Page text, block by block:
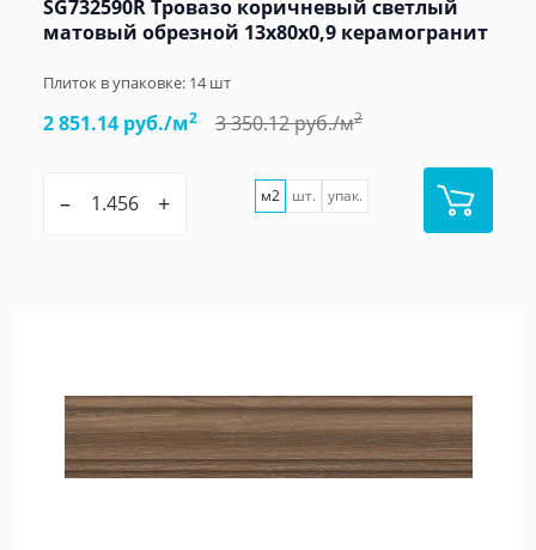
SG732590R Тровазо коричневый светлый
матовый обрезной 13x80x0,9 керамогранит
Плиток в упаковке: 14шт
2 851.14 руб./м2 3 350.12 руб./м2
– + м2 шт. упак.